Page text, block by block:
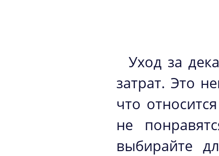
Уход за
затрат. Это
что
не
выбирайте